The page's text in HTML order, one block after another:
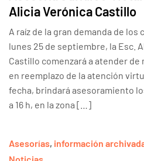
Alicia Verónica Castillo
A raíz de la gran demanda de los
lunes 25 de septiembre, la Esc.
Castillo comenzará a atender de
en reemplazo de la atención
fecha, brindará asesoramiento
a 16 h, en la zona […]
Asesorías, información
Noticias